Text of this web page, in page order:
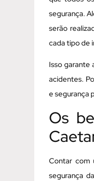
segurança.
serão
cada tipo de
Isso garante
acidentes.
e segurança
Os
Contar com
segurança